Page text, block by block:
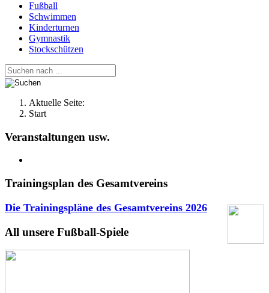
Fußball
Schwimmen
Kinderturnen
Gymnastik
Stockschützen
Aktuelle Seite:
Start
Veranstaltungen usw.
Trainingsplan des Gesamtvereins
Die Trainingspläne des Gesamtvereins 2026
All unsere Fußball-Spiele